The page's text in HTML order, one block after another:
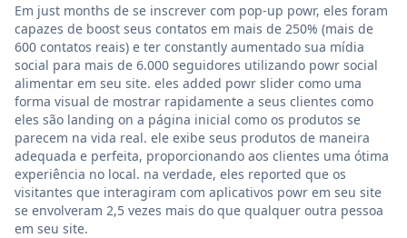
Em just months de se inscrever com pop-up powr, eles foram
capazes de boost seus contatos em mais de 250% (mais de
600 contatos reais) e ter constantly aumentado sua mídia
social para mais de 6.000 seguidores utilizando powr social
alimentar em seu site. eles added powr slider como uma
forma visual de mostrar rapidamente a seus clientes como
eles são landing on a página inicial como os produtos se
parecem na vida real. ele exibe seus produtos de maneira
adequada e perfeita, proporcionando aos clientes uma ótima
experiência no local. na verdade, eles reported que os
visitantes que interagiram com aplicativos powr em seu site
se envolveram 2,5 vezes mais do que qualquer outra pessoa
em seu site.